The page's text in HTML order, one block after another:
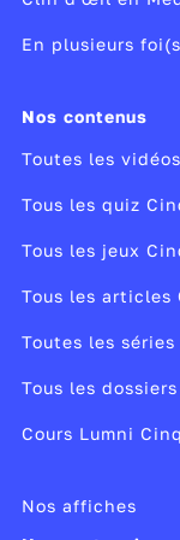
plusieurs
Pour
marchant sur
Terre, dans
l’Odyssée de
Lemoon hoax
spécialistes
En plusieurs
Nos contenus
Toutes les
Tous les quiz
Tous les jeux
Tous les articles
Toutes les
Tous les
Cours Lumni
Nos affiches